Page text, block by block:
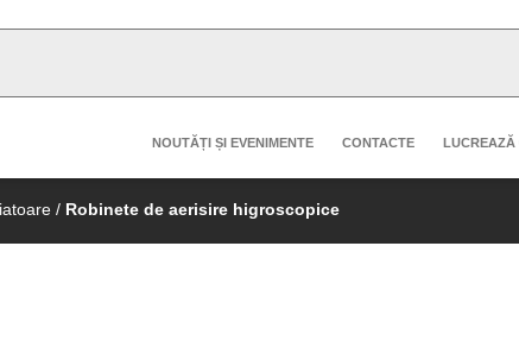
Header secondary
NOUTĂȚI ȘI EVENIMENTE CONTACTE LUCREAZĂ
/ Robinete de aerisire higroscopice